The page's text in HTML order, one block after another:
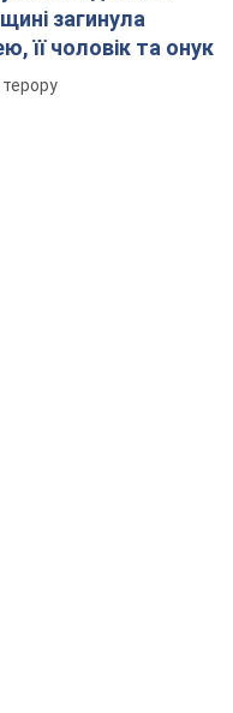
загинула
її чоловік та онук